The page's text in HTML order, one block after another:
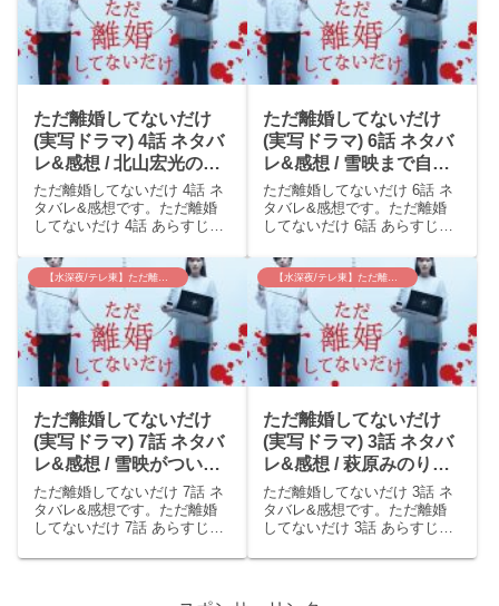
ただ離婚してないだけ
(実写ドラマ) 4話 ネタバ
レ&感想 / 北山宏光の追
い詰められていく様子が
すごい演技だった。
ただ離婚してないだけ 4話 ネ
タバレ&感想です。ただ離婚
してないだけ 4話 あらすじ萌
った。雪映（中村ゆり）は救
急や警察に連絡しようとする
が、正隆（北山宏光）は有無
を言わさず雪映に一緒に萌を
運ばせ、萌を庭に埋めた。...
ただ離婚してないだけ
(実写ドラマ) 6話 ネタバ
レ&感想 / 雪映まで自分
の首を絞める行動に( ﾟ
Дﾟ)
ただ離婚してないだけ 6話 ネ
タバレ&感想です。ただ離婚
してないだけ 6話 あらすじ正
基)に名前がバレてしまい店か
ら慌てて逃げる。佐野は追い
かけるがなんとかかわして正
隆は帰宅した。雪映（中村ゆ
り）は佐野が家に来る...
ただ離婚してないだけ
(実写ドラマ) 7話 ネタバ
レ&感想 / 雪映がついに
原作のような覚悟を決め
た女に覚醒！
ただ離婚してないだけ 7話 ネ
タバレ&感想です。ただ離婚
してないだけ 7話 あらすじ雪
院に運ばれる。正隆（北山宏
可奈子）に追い出される。正
【水深夜/テレ東】ただ離婚してないだけ
ただ離婚してないだけ
(実写ドラマ) 3話 ネタバ
レ&感想 / 萩原みのりの
狂気がすごかった( ﾟДﾟ)
不倫の代償は大きい～
ただ離婚してないだけ 3話 ネ
タバレ&感想です。ただ離婚
してないだけ 3話 あらすじ萌
ら、萌が何度メッセージを送
視するようになり、萌は追い